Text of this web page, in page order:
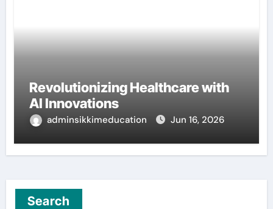
Revolutionizing Healthcare with
AI Innovations
adminsikkimeducation Jun 16, 2026
Search